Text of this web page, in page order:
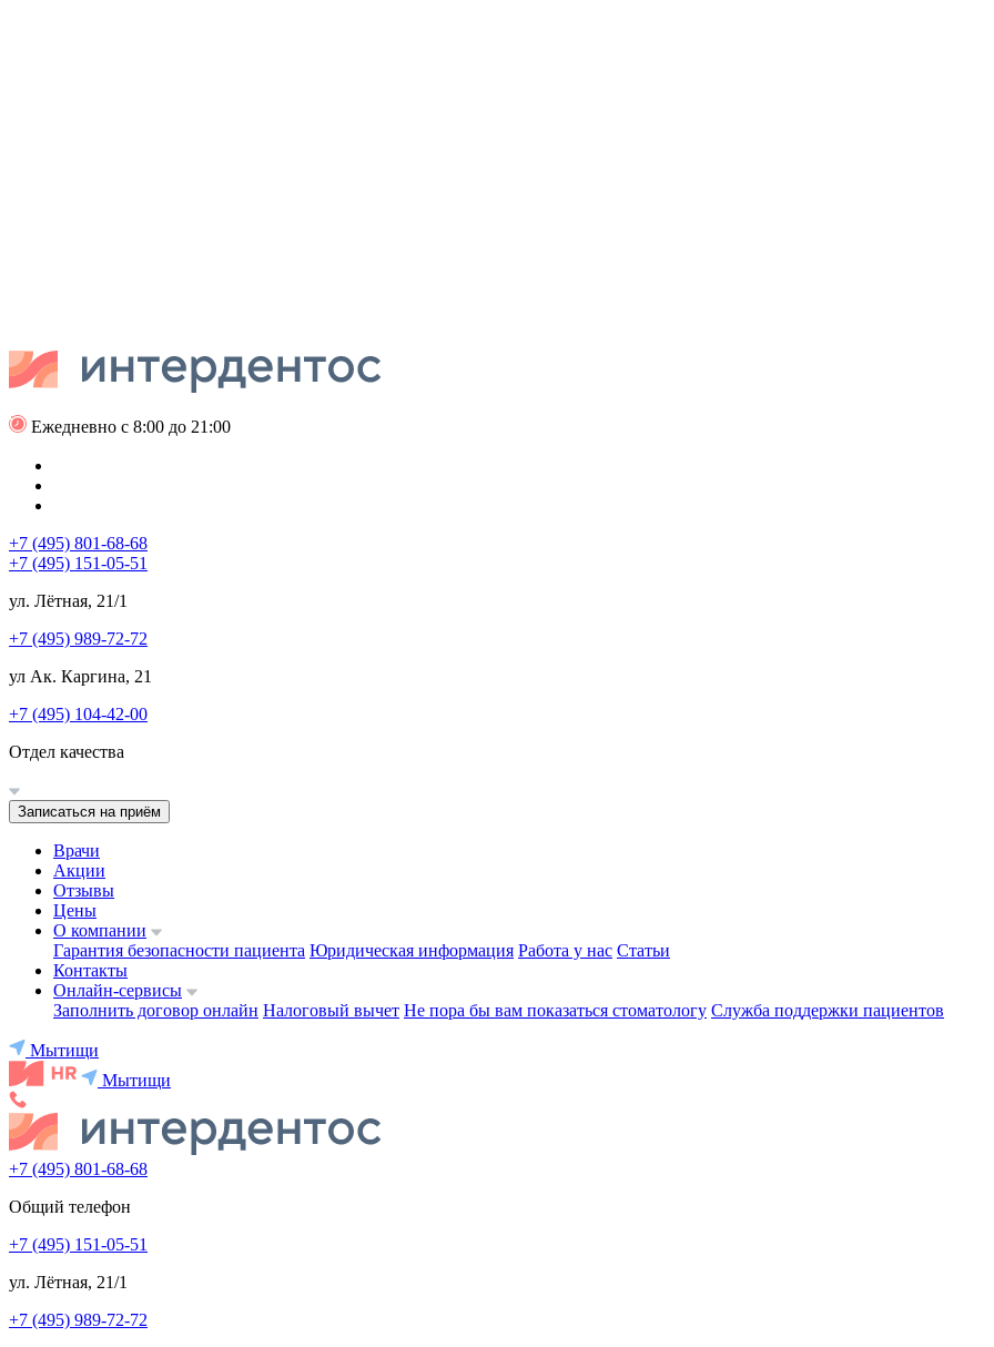
Ежедневно с 8:00 до 21:00
+7 (495) 801-68-68
+7 (495) 151-05-51
ул. Лётная, 21/1
+7 (495) 989-72-72
ул Ак. Каргина, 21
+7 (495) 104-42-00
Отдел качества
Записаться на приём
Врачи
Акции
Отзывы
Цены
О компании
Гарантия безопасности пациента Юридическая информация Работа у нас Статьи
Контакты
Онлайн-сервисы
Заполнить договор онлайн Налоговый вычет Не пора бы вам показаться стоматологу Служба поддержки пациентов
Мытищи
Мытищи
+7 (495) 801-68-68
Общий телефон
+7 (495) 151-05-51
ул. Лётная, 21/1
+7 (495) 989-72-72